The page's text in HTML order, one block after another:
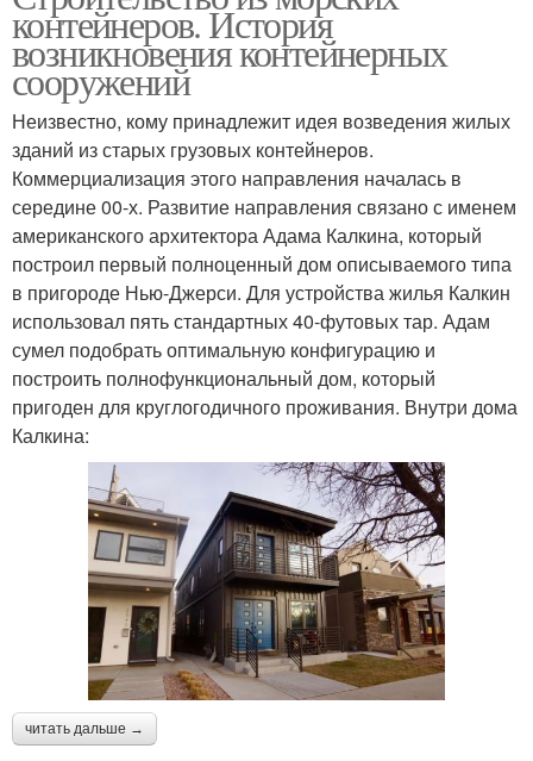
контейнеров. История
возникновения контейнерных
сооружений
Неизвестно, кому принадлежит идея возведения жилых
зданий из старых грузовых контейнеров.
Коммерциализация этого направления началась в
середине 00-х. Развитие направления связано с именем
американского архитектора Адама Калкина, который
построил первый полноценный дом описываемого типа
в пригороде Нью-Джерси. Для устройства жилья Калкин
использовал пять стандартных 40-футовых тар. Адам
сумел подобрать оптимальную конфигурацию и
построить полнофункциональный дом, который
пригоден для круглогодичного проживания. Внутри дома
Калкина:
читать дальше →